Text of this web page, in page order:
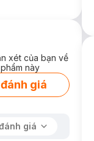
xét của bạn về
này
giá
giá